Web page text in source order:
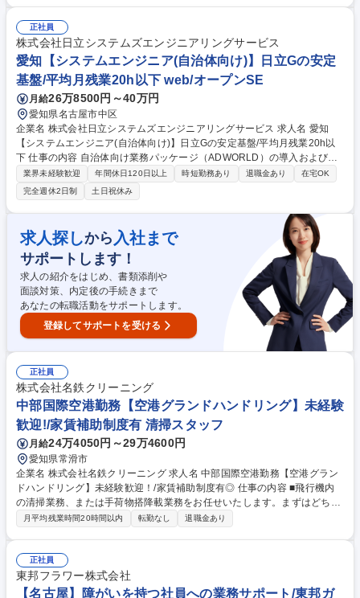
配属後もキャリア面談や定期研修があり、フォロー体制も手厚いです。 ◆
残業は多くても月20時間。帰りに買い物したり、舞台を見に行ったりな
ど、プライベートも充実させてメリハリをつけて働くことができます。 募
集職種 【3名限定：8月26日（水）説明会兼選考求人】愛知/無期雇用派遣/
未経験OK
正社員
株式会社日立システムズエンジニアリングサービス
愛知【システムエンジニア(自治体向け)】日立Gの安定
基盤/平均月残業20h以下 web/オープンSE
月給26万8500円～40万円
愛知県名古屋市中区
企業名 株式会社日立システムズエンジニアリングサービス 求人名 愛知
【システムエンジニア(自治体向け)】日立Gの安定基盤/平均月残業20h以
下 仕事の内容 自治体向け業務パッケージ（ADWORLD）の導入および運
用保守をご担当いただきます。ユーザーからの問い合わせ対応や、システ
ム入れ替え時の要件定義・導入支援などをお任せします。 【業務内容】■
日次、週次、月次、年次処理のサポート業務 ■自治体ユーザーからのシス
テムに関する問い合わせ対応 ■他社システムからADWORLDへの入れ替え
に伴うシステム説明 ■導入に向けた要件定義（顧客折衝、フロントSE業
務） ■導入後の操作方法や使い方の支援・レクチャー ■各種要望に対する
調整および保守・スポット案件対応 募集職種 愛知【システムエンジニア
(自治体向け)】日立Gの安定基盤/平均月残業20h以下
業界未経験歓迎 年間休日120日以上 時短勤務あり 退職金あり
在宅OK
完全週休2日制
土日祝休み
求人探しから 入社まで
サポートします！
求人の紹介をはじめ、書類添削や
面談対策、内定後の手続きまで
あなたの転職活動をサポートします。
登録してサポートを受ける
正社員
株式会社名鉄クリーニング
中部国際空港勤務【空港グランドハンドリング】未経験
歓迎!/家賃補助制度有 清掃スタッフ
月給24万4050円～29万4600円
愛知県常滑市
企業名 株式会社名鉄クリーニング 求人名 中部国際空港勤務【空港グラン
ドハンドリング】未経験歓迎！/家賃補助制度有◎ 仕事の内容 ■飛行機内
の清掃業務、または手荷物搭降載業務をお任せいたします。まずはどちら
かの業務に慣れていただき、ゆくゆくは両方を担っていただく予定です。
ルトコンベアで流れてくる手荷物をコンテナに乗せる 【積み降ろし】到着
した手荷物をベルトコンベアに流す ※経験を積んだ方には、スタッフの取
りまとめ、作業の最終チェック、コントローラー業務などもお任せしま
月平均残業時間20時間以内 転勤なし 退職金あり
正社員
東邦フラワー株式会社
【名古屋】障がいを持つ社員への業務サポート/東邦ガ